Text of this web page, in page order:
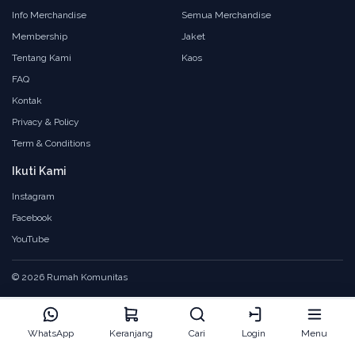
Info Merchandise
Membership
Tentang Kami
FAQ
Kontak
Privacy & Policy
Term & Conditions
Semua Merchandise
Jaket
Kaos
Ikuti Kami
Instagram
Facebook
YouTube
© 2026 Rumah Komunitas
WhatsApp Keranjang Cari Login Menu